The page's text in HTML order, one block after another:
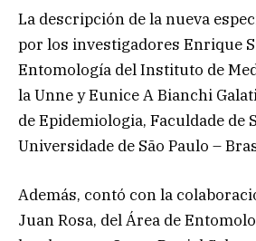
La descripción de la nueva
por los investigadores Enrique
Entomología del Instituto de
la Unne y Eunice A Bianchi
de Epidemiologia, Faculdade de
Universidade de São Paulo –
Además, contó con la
Juan Rosa, del Área de